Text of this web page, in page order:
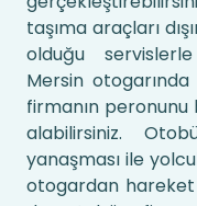
taşıma araçları
olduğu
Mersin otogarında
firmanın peronunu
alabilirsiniz.
yanaşması ile
otogardan